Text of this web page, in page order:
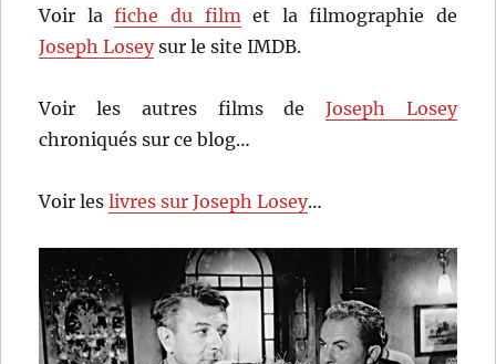
Voir lafiche du filmet la filmographie de
Joseph Loseysur le site IMDB.
Voir les autres films de Joseph Losey
chroniqués sur ce blog…
Voir leslivres sur Joseph Losey…